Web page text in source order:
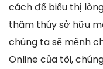
cách để biểu thị
thâm thúy sở hữu
chúng ta sẽ mệnh
Online của tôi,